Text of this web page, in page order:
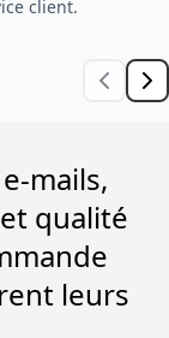
client.
mails,
qualité
leurs